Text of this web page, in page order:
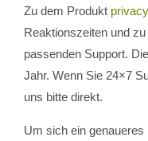
Zu dem Produkt
Reaktionszeiten und
passenden Support.
Jahr. Wenn Sie 24×7
uns bitte direkt.
Um sich ein